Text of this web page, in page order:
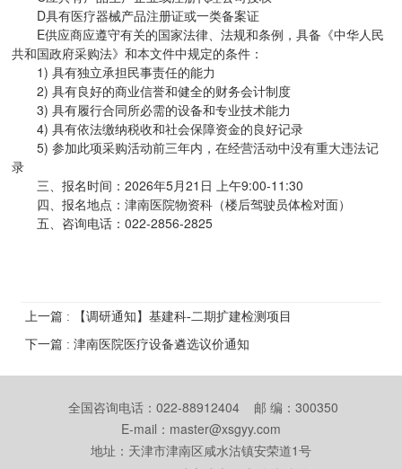
D具有医疗器械产品注册证或一类备案证
E供应商应遵守有关的国家法律、法规和条例，具备《中华人民
共和国政府采购法》和本文件中规定的条件：
1) 具有独立承担民事责任的能力
2) 具有良好的商业信誉和健全的财务会计制度
3) 具有履行合同所必需的设备和专业技术能力
4) 具有依法缴纳税收和社会保障资金的良好记录
5) 参加此项采购活动前三年内，在经营活动中没有重大违法记
录
三、报名时间：2026年5月21日 上午9:00-11:30
四、报名地点：津南医院物资科（楼后驾驶员体检对面）
五、咨询电话：022-2856-2825
上一篇 : 【调研通知】基建科-二期扩建检测项目
下一篇 : 津南医院医疗设备遴选议价通知
全国咨询电话：022-88912404 邮 编：300350
E-mail：master@xsgyy.com
地址：天津市津南区咸水沽镇安荣道1号